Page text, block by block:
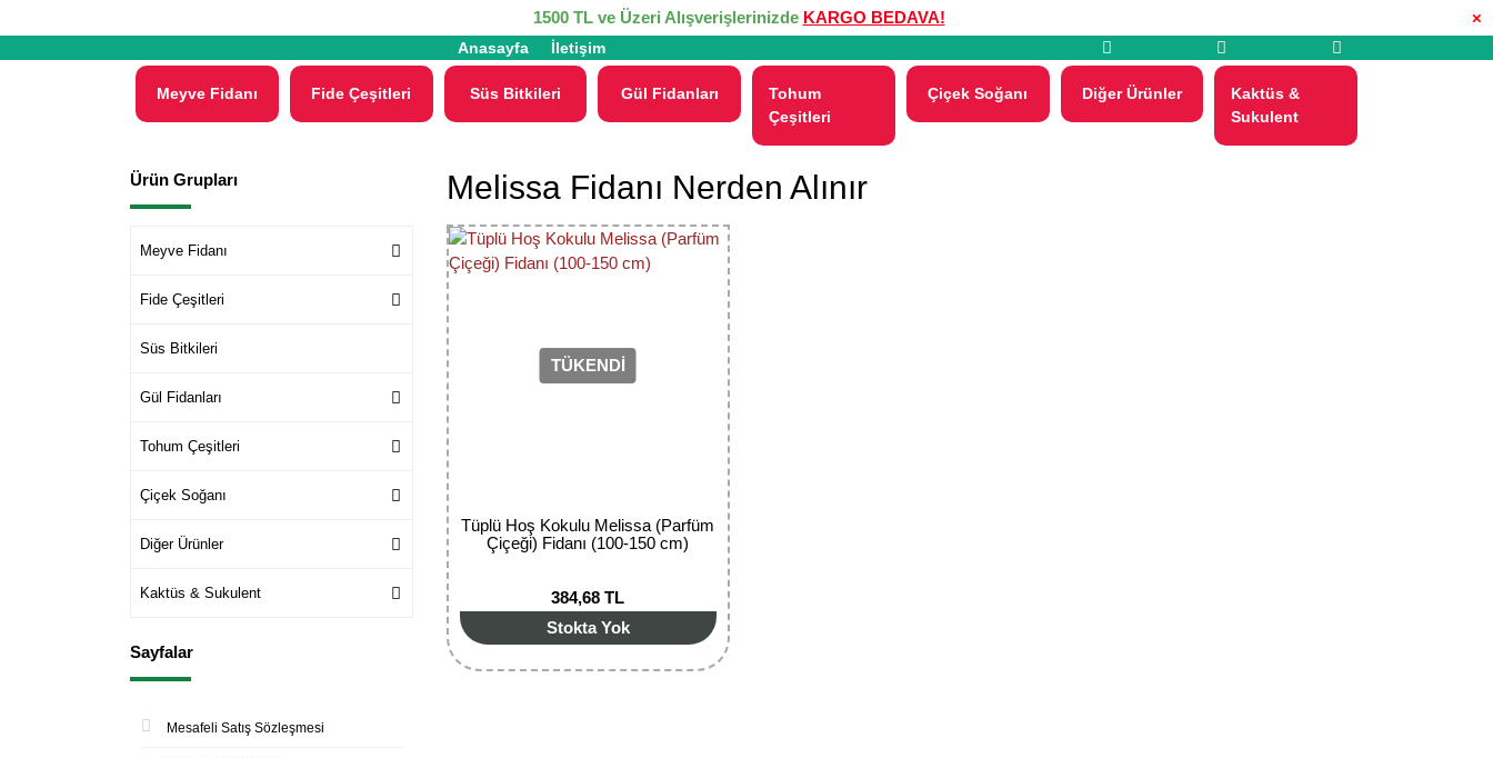
×
1500 TL ve Üzeri Alışverişlerinizde KARGO BEDAVA!
Anasayfa İletişim
Meyve Fidanı Fide Çeşitleri Süs Bitkileri Gül Fidanları
Tohum
Çeşitleri
Çiçek Soğanı Diğer Ürünler
Kaktüs &
Sukulent
Ürün Grupları
Meyve Fidanı
Fide Çeşitleri
Süs Bitkileri
Gül Fidanları
Tohum Çeşitleri
Çiçek Soğanı
Diğer Ürünler
Kaktüs & Sukulent
Sayfalar
Mesafeli Satış Sözleşmesi
Melissa Fidanı Nerden Alınır
TÜKENDİ
Tüplü Hoş Kokulu Melissa (Parfüm
Çiçeği) Fidanı (100-150 cm)
384,68 TL
Stokta Yok